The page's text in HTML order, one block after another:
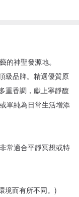
的神聖發源地。
級品牌。精選優質原
重香調，獻上寧靜馥
單純為日常生活增添
常適合平靜冥想或特
境而有所不同。)